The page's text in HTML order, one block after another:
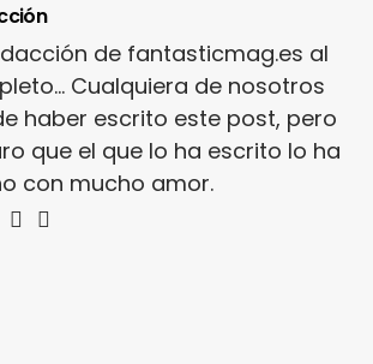
de fantasticmag.es al
Cualquiera de nosotros
haber escrito este post, pero
que el que lo ha escrito lo ha
con mucho amor.